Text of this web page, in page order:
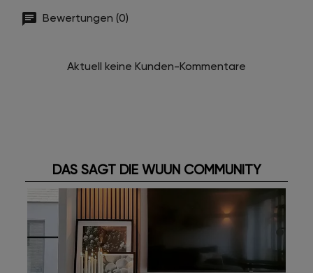
Bewertungen (0)
Aktuell keine Kunden-Kommentare
DAS SAGT DIE WUUN COMMUNITY